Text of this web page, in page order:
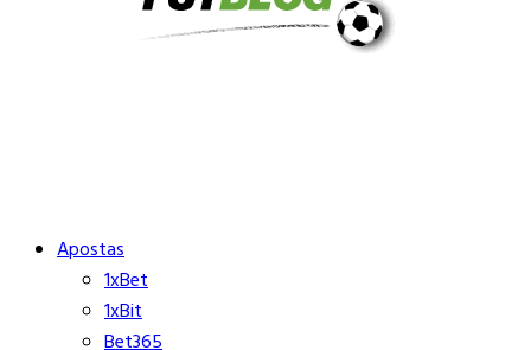
Apostas
1xBet
1xBit
Bet365